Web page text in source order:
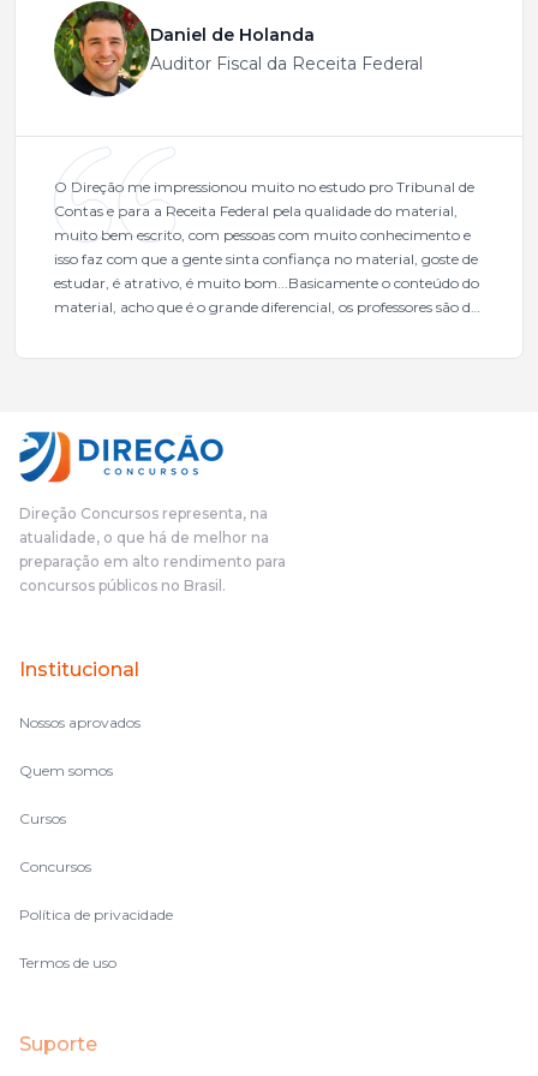
Daniel de Holanda
Auditor Fiscal da Receita Federal
O Direção me impressionou muito no estudo pro Tribunal de
Contas e para a Receita Federal pela qualidade do material,
muito bem escrito, com pessoas com muito conhecimento e
isso faz com que a gente sinta confiança no material, goste de
estudar, é atrativo, é muito bom...Basicamente o conteúdo do
material, acho que é o grande diferencial, os professores são de
mais excelentes cargos da administração pública.Eu sempre
fundamental na minha derrota no ano passado para que eu
pudesse enxergar o que eu errei e corrigir minha rota.E além
das aulas vocês(Direção Concursos), que fizeram um
o aluno, além de ter que estudar, ele tem que perder tempo
fazendo um cronograma, num pós- edital é muito
complicado, é uma avalanche de informação, então vocês
terem feito isso é muito bacana, porque quando eu me sentia
no volume de matérias.
Direção Concursos representa, na
atualidade, o que há de melhor na
preparação em alto rendimento para
concursos públicos no Brasil.
Institucional
Nossos aprovados
Quem somos
Cursos
Concursos
Política de privacidade
Termos de uso
Suporte